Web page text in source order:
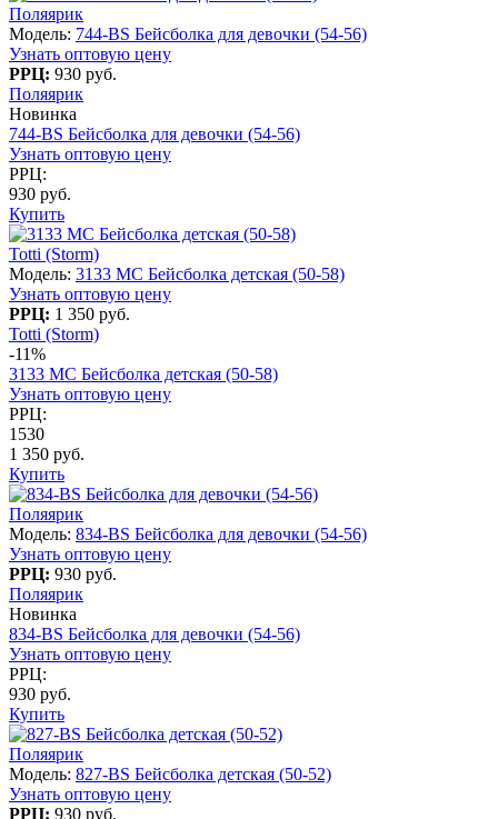
Поляярик
Модель: 744-BS Бейсболка для девочки (54-56)
Узнать оптовую цену
РРЦ: 930 руб.
Поляярик
Новинка
744-BS Бейсболка для девочки (54-56)
Узнать оптовую цену
РРЦ:
930 руб.
Купить
Totti (Storm)
Модель: 3133 МС Бейсболка детская (50-58)
Узнать оптовую цену
РРЦ: 1 350 руб.
Totti (Storm)
-11%
3133 МС Бейсболка детская (50-58)
Узнать оптовую цену
РРЦ:
1530
1 350 руб.
Купить
Поляярик
Модель: 834-BS Бейсболка для девочки (54-56)
Узнать оптовую цену
РРЦ: 930 руб.
Поляярик
Новинка
834-BS Бейсболка для девочки (54-56)
Узнать оптовую цену
РРЦ:
930 руб.
Купить
Поляярик
Модель: 827-BS Бейсболка детская (50-52)
Узнать оптовую цену
РРЦ: 930 руб.